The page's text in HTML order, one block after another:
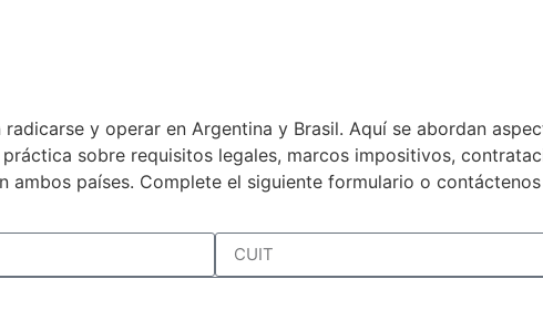
y operar en Argentina y Brasil. Aquí se abordan
sobre requisitos legales, marcos impositivos,
países. Complete el siguiente formulario o